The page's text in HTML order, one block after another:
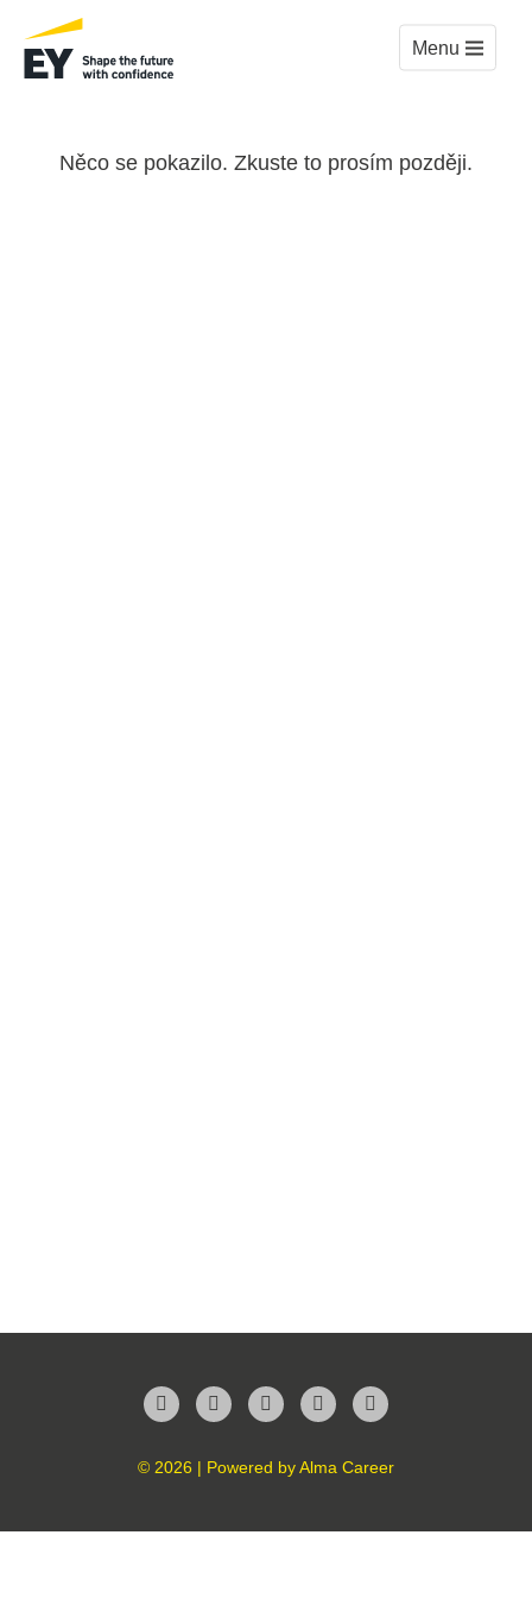
Menu
Něco se pokazilo. Zkuste to prosím později.
FacebookTwitterLinkedInInstagramYouTube
© 2026 | Powered byAlma Career